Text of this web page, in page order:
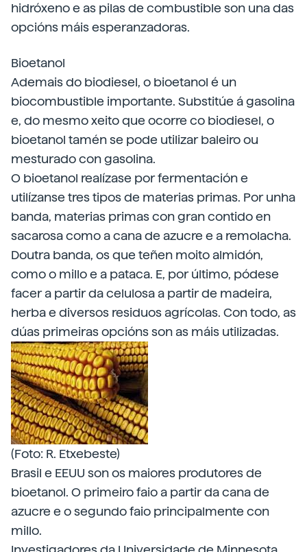
hidróxeno e as pilas de combustible son una das
opcións máis esperanzadoras.
Bioetanol
Ademais do biodiesel, o bioetanol é un
biocombustible importante. Substitúe á gasolina
e, do mesmo xeito que ocorre co biodiesel, o
bioetanol tamén se pode utilizar baleiro ou
mesturado con gasolina.
O bioetanol realízase por fermentación e
utilízanse tres tipos de materias primas. Por unha
banda, materias primas con gran contido en
sacarosa como a cana de azucre e a remolacha.
Doutra banda, os que teñen moito almidón,
como o millo e a pataca. E, por último, pódese
facer a partir da celulosa a partir de madeira,
herba e diversos residuos agrícolas. Con todo, as
dúas primeiras opcións son as máis utilizadas.
(Foto: R. Etxebeste)
Brasil e EEUU son os maiores produtores de
bioetanol. O primeiro faio a partir da cana de
azucre e o segundo faio principalmente con
millo.